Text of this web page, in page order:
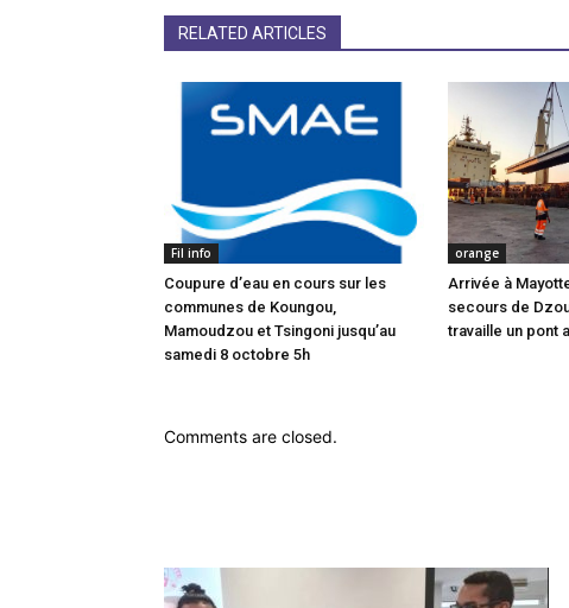
RELATED ARTICLES
Fil info
Coupure d’eau en cours sur les
communes de Koungou,
Mamoudzou et Tsingoni jusqu’au
samedi 8 octobre 5h
orange
Arrivée à
secours de
travaille un pont
Comments are closed.